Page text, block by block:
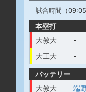
試合時間（09:05
本塁打
大教大
-
大工大
-
バッテリー
大教大
端